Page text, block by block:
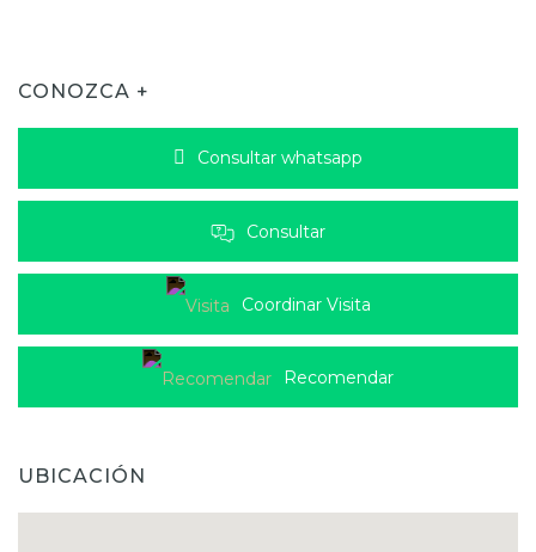
CONOZCA +
Consultar whatsapp
Consultar
Coordinar Visita
Recomendar
UBICACIÓN